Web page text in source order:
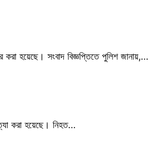
করা হয়েছে। সংবাদ বিজ্ঞপ্তিতে পুলিশ জানায়,…
করা হয়েছে। নিহত…